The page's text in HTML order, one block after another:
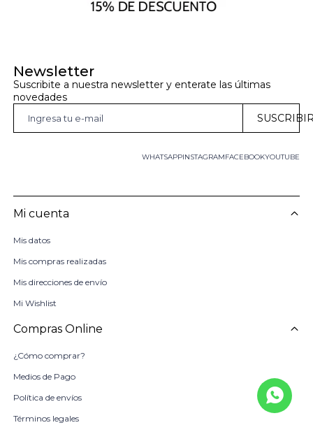
Newsletter
Suscribite a nuestra newsletter y enterate las últimas
novedades
WHATSAPP FACEBOOKYOUTUBE
INSTAGRAM
Mi cuenta
Mis datos
Mis compras realizadas
Mis direcciones de envío
Mi Wishlist
Compras Online
¿Cómo comprar?
Medios de Pago
Política de envíos
Términos legales